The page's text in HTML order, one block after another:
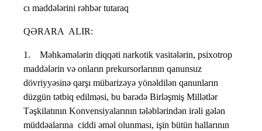
cı maddələrini rəhbər tutaraq
QƏRARA ALIR:
1. Məhkəmələrin diqqəti narkotik vasitələrin, psixotrop
maddələrin və onların prekursorlarının qanunsuz
dövriyyəsinə qarşı mübarizəyə yönəldilən qanunların
düzgün tətbiq edilməsi, bu barədə Birləşmiş Millətlər
Təşkilatının Konvensiyalarının tələblərindən irəli gələn
müddəalarına ciddi əməl olunması, işin bütün hallarının